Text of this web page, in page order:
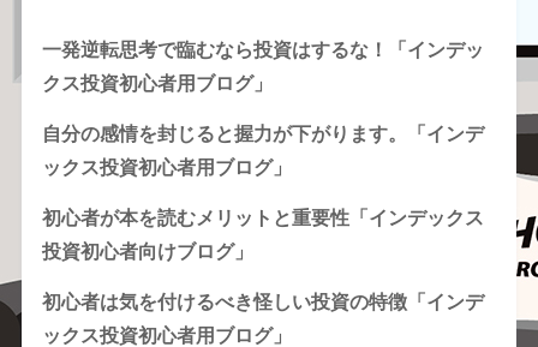
一発逆転思考で臨むなら投資はするな！「インデッ
クス投資初心者用ブログ」
自分の感情を封じると握力が下がります。「インデ
ックス投資初心者用ブログ」
初心者が本を読むメリットと重要性「インデックス
投資初心者向けブログ」
初心者は気を付けるべき怪しい投資の特徴「インデ
ックス投資初心者用ブログ」